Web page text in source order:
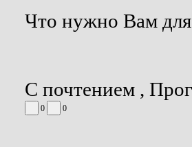
Что нужно Вам для
С почтением ,
0 0